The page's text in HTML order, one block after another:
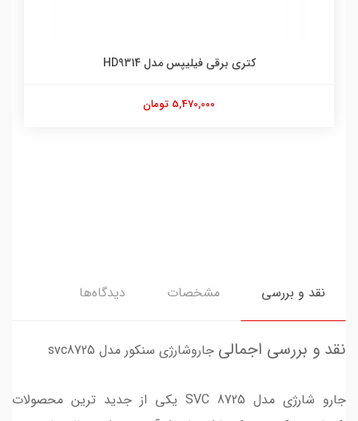
کتری برقی فیلیپس مدل HD9314
5,470,000 تومان
نقد و بررسی مشخصات دیدگاه‌ها
نقد و بررسی اجمالی جاروشارژی سنکور مدل svc8725
جارو شارژی مدل SVC 8725 یکی از جدید ترین محصولات